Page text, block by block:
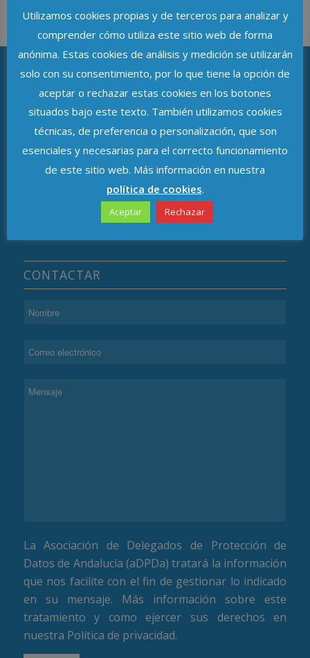
ASOCIACIÓN DE DELEGADOS DE
PROTECCIÓN DE DATOS DE ANDALUCÍA
Avenida de República Argentina, n.º 37
C.P. 41011, Sevilla
CONTACTAR
La Asociación de Delegados de Protección de
Datos de Andalucía (aDPDa) tratará la información
que nos facilite con el fin de gestionar lo indicado
en su mensaje. Más información sobre este
tratamiento y como ejercer sus derechos en
nuestra Política de privacidad.
Utilizamos cookies propias y de terceros para analizar y
comprender cómo utiliza este sitio web de forma
anónima. Estas cookies de análisis y medición se utilizarán
solo con su consentimiento, por lo que tiene la opción de
aceptar o rechazar estas cookies en los botones
situados bajo este texto. También utilizamos cookies
técnicas, de preferencia o personalización, que son
esenciales y necesarias para el correcto funcionamiento
de este sitio web. Más información en nuestra
política de cookies.
Aceptar Rechazar